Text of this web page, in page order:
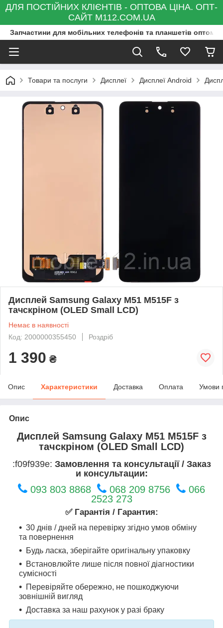
ДЛЯ ПОСТІЙНИХ КЛІЄНТІВ - ОПТОВА ЦІНА. ОПТ-
САЙТ M112.COM.UA
Запчастини для мобільних телефонів та планшетів оптом
Товари та послуги Дисплеї Дисплеї Android
Дисплей Samsung Galaxy M51 M515F з
тачскріном (OLED Small LCD)
Немає в наявності
Код: 2000000355450
Роздріб
1 390 ₴
Опис Характеристики Доставка Оплата Умови
Опис
Дисплей Samsung Galaxy M51 M515F з
тачскріном (OLED Small LCD)
:f09f939e: Замовлення та консультації / Заказ
и консультации:
093 803 8868 068 209 8756
066
2523 273
✅ Гарантія / Гарантия:
30 днів / дней на перевірку згідно умов обміну
та повернення
Будь ласка, зберігайте оригінальну упаковку
Встановлюйте лише після повної діагностики
сумісності
Перевіряйте обережно, не пошкоджуючи
зовнішній вигляд
Доставка за наш рахунок у разі браку